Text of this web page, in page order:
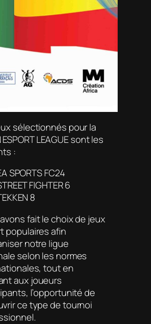
sélectionnés pour la
ESPORT LEAGUE sont les
:
SPORTS FC24
FIGHTER 6
8
fait le choix de jeux
populaires afin
notre ligue
selon les normes
tout en
aux joueurs
l’opportunité de
ce type de tournoi